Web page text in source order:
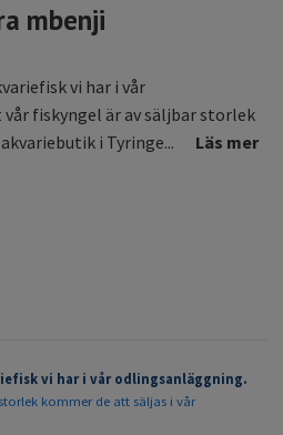
mbenji
vi har i vår
fiskyngel är av säljbar storlek
i Tyringe...
Läs mer
vi har i vår odlingsanläggning.
kommer de att säljas i vår